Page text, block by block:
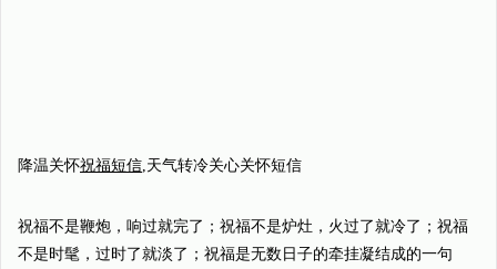
降温关怀祝福短信,天气转冷关心关怀短信
祝福不是鞭炮，响过就完了；祝福不是炉灶，火过了就冷了；祝福
不是时髦，过时了就淡了；祝福是无数日子的牵挂凝结成的一句